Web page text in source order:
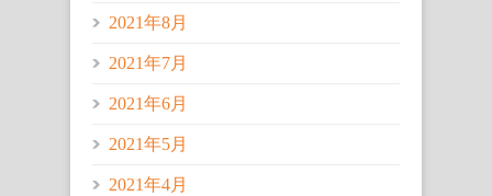
2021年8月
2021年7月
2021年6月
2021年5月
2021年4月